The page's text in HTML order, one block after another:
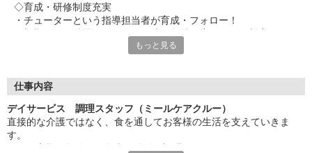
◇育成・研修制度充実
・チューターという指導担当者が育成・フォロー！
・キャリアアップ支援制度を活用して働きながら資格取得が可能
・ツクイ独自の福祉厚生制度でプライベートも充実
・子育て支援の福利厚生制度あり！子育てと仕事の両立を応援◎
・スタッフ何でも相談窓口やライフキャリア相談など、各相談窓
口あり
もっと見る
仕事内容
デイサービス 調理スタッフ（ミールケアクルー）
直接的な介護ではなく、食を通してお客様の生活を支えていきま
す。